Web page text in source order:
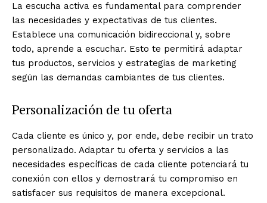
La escucha activa es fundamental para comprender
las necesidades y expectativas de tus clientes.
Establece una comunicación bidireccional y, sobre
todo, aprende a escuchar. Esto te permitirá adaptar
tus productos, servicios y estrategias de marketing
según las demandas cambiantes de tus clientes.
Personalización de tu oferta
Cada cliente es único y, por ende, debe recibir un trato
personalizado. Adaptar tu oferta y servicios a las
necesidades específicas de cada cliente potenciará tu
conexión con ellos y demostrará tu compromiso en
satisfacer sus requisitos de manera excepcional.